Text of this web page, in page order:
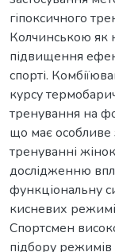
гіпоксичного
Колчинською як
підвищення
спорті.
курсу
тренування на
що має
тренуванні
дослідженню
функціональну
кисневих
Спортсмен
підбору